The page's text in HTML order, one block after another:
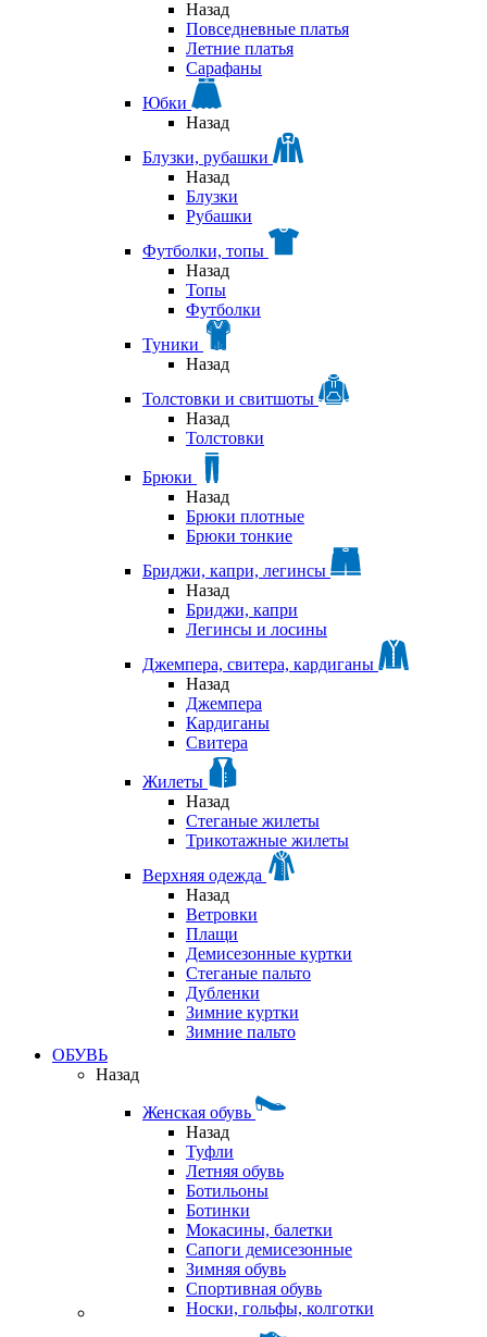
Назад
Повседневные платья
Летние платья
Сарафаны
Юбки
Назад
Блузки, рубашки
Назад
Блузки
Рубашки
Футболки, топы
Назад
Топы
Футболки
Туники
Назад
Толстовки и свитшоты
Назад
Толстовки
Брюки
Назад
Брюки плотные
Брюки тонкие
Бриджи, капри, легинсы
Назад
Бриджи, капри
Легинсы и лосины
Джемпера, свитера, кардиганы
Назад
Джемпера
Кардиганы
Свитера
Жилеты
Назад
Стеганые жилеты
Трикотажные жилеты
Верхняя одежда
Назад
Ветровки
Плащи
Демисезонные куртки
Стеганые пальто
Дубленки
Зимние куртки
Зимние пальто
ОБУВЬ
Назад
Женская обувь
Назад
Туфли
Летняя обувь
Ботильоны
Ботинки
Мокасины, балетки
Сапоги демисезонные
Зимняя обувь
Спортивная обувь
Носки, гольфы, колготки